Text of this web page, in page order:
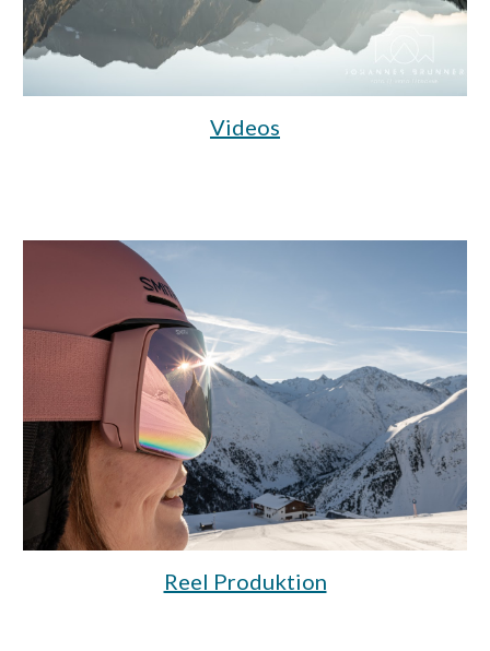
Videos
Reel Produktion